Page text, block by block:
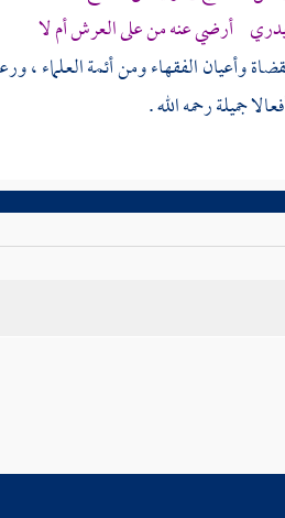
أرضي عنه من على العرش أم لا
وأعيان الفقهاء ومن أئمة العلماء ،
جميلة رحمه الله .